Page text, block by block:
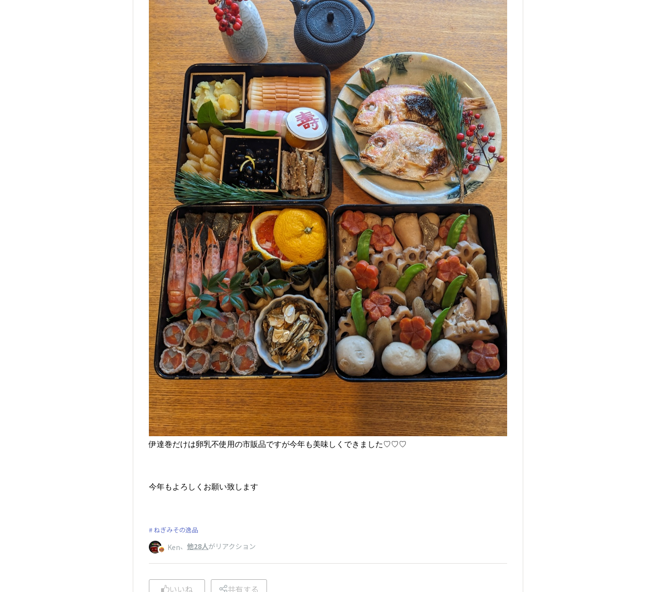
伊達巻だけは卵乳不使用の市販品ですが今年も美味しくできました♡♡♡
今年もよろしくお願い致します
ねぎみその逸品
Ken、 他28人がリアクション
いいね 共有する